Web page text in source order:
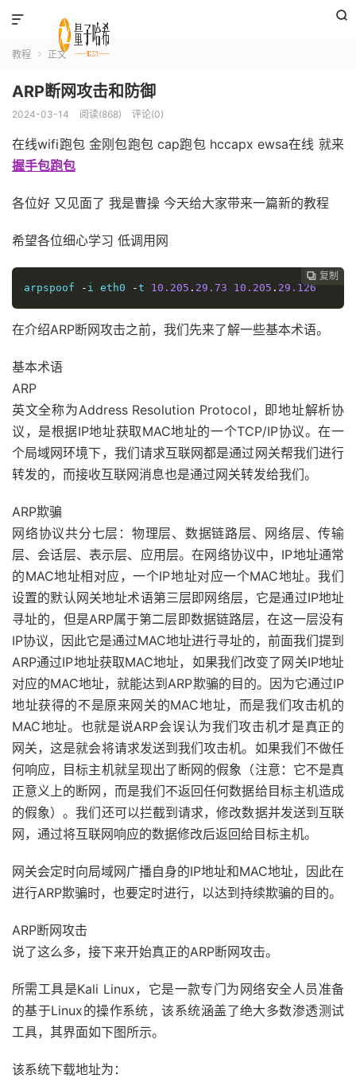


教程  正文
ARP断网攻击和防御
2024-03-14 阅读(868) 评论(0)
在线wifi跑包 金刚包跑包 cap跑包 hccapx ewsa在线 就来
握手包跑包
各位好 又见面了 我是曹操 今天给大家带来一篇新的教程
希望各位细心学习 低调用网
 复制
arpspoof
- i eth0 -t 10.205 . 29.73 10.205 . 29.126
在介绍ARP断网攻击之前，我们先来了解一些基本术语。
基本术语
ARP
英文全称为Address Resolution Protocol，即地址解析协
议，是根据IP地址获取MAC地址的一个TCP/IP协议。在一
个局域网环境下，我们请求互联网都是通过网关帮我们进行
转发的，而接收互联网消息也是通过网关转发给我们。
ARP欺骗
网络协议共分七层：物理层、数据链路层、网络层、传输
层、会话层、表示层、应用层。在网络协议中，IP地址通常
的MAC地址相对应，一个IP地址对应一个MAC地址。我们
设置的默认网关地址术语第三层即网络层，它是通过IP地址
寻址的，但是ARP属于第二层即数据链路层，在这一层没有
IP协议，因此它是通过MAC地址进行寻址的，前面我们提到
ARP通过IP地址获取MAC地址，如果我们改变了网关IP地址
对应的MAC地址，就能达到ARP欺骗的目的。因为它通过IP
地址获得的不是原来网关的MAC地址，而是我们攻击机的
MAC地址。也就是说ARP会误认为我们攻击机才是真正的
网关，这是就会将请求发送到我们攻击机。如果我们不做任
何响应，目标主机就呈现出了断网的假象（注意：它不是真
正意义上的断网，而是我们不返回任何数据给目标主机造成
的假象）。我们还可以拦截到请求，修改数据并发送到互联
网，通过将互联网响应的数据修改后返回给目标主机。
网关会定时向局域网广播自身的IP地址和MAC地址，因此在
进行ARP欺骗时，也要定时进行，以达到持续欺骗的目的。
ARP断网攻击
说了这么多，接下来开始真正的ARP断网攻击。
所需工具是Kali Linux，它是一款专门为网络安全人员准备
的基于Linux的操作系统，该系统涵盖了绝大多数渗透测试
工具，其界面如下图所示。
该系统下载地址为：